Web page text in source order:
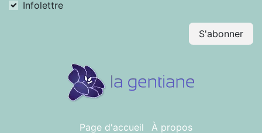
Infolettre
S'abonner
Page d'accueil À propos